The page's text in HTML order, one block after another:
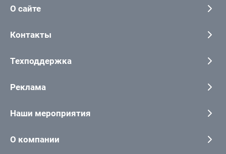
О сайте
Контакты
Техподдержка
Реклама
Наши мероприятия
О компании